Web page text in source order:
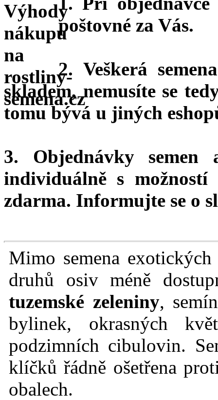
poštovné za Vás.
2. Veškerá
skladem, nemusíte se
tomu bývá u jiných
3. Objednávky
individuálně s možností
zdarma. Informujte se o
Mimo semena
druhů osiv méně
tuzemské zeleniny,
bylinek, okrasných
podzimních cibulovin.
klíčků řádně ošetřena
obalech.